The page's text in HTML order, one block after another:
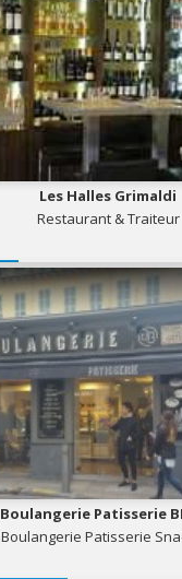
Les Halles Grimaldi
Restaurant & Traiteur
Boulangerie Patisserie
Boulangerie Patisserie